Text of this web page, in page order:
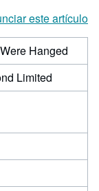
este artículo
Hanged
Limited